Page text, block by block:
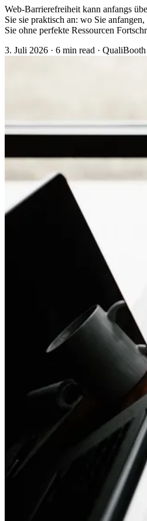
Web-Barrierefreiheit kann anfangs
Sie sie praktisch an: wo Sie
Sie ohne perfekte Ressourcen
3. Juli 2026 · 6 min read · QualiBooth